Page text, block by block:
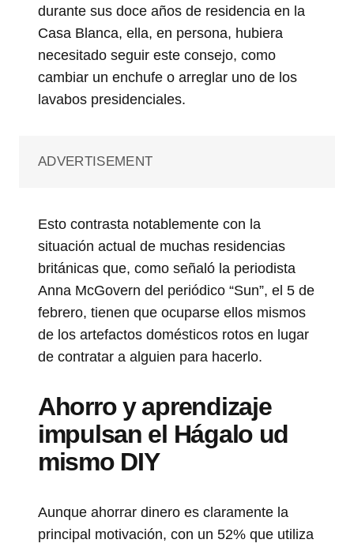
durante sus doce años de residencia en la
Casa Blanca, ella, en persona, hubiera
necesitado seguir este consejo, como
cambiar un enchufe o arreglar uno de los
lavabos presidenciales.
ADVERTISEMENT
Esto contrasta notablemente con la
situación actual de muchas residencias
británicas que, como señaló la periodista
Anna McGovern del periódico “Sun”, el 5 de
febrero, tienen que ocuparse ellos mismos
de los artefactos domésticos rotos en lugar
de contratar a alguien para hacerlo.
Ahorro y aprendizaje
impulsan el Hágalo ud
mismo DIY
Aunque ahorrar dinero es claramente la
principal motivación, con un 52% que utiliza